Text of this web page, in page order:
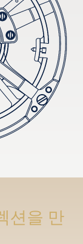
션을 만